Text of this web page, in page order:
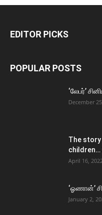
EDITOR PICKS
POPULAR POSTS
‘லேபர்’
December
The
children…
April 16,
‘ஓணான்’
January 2,